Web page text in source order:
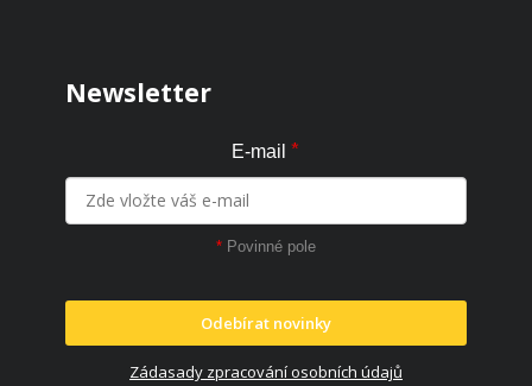
Newsletter
E-mail *
* Povinné pole
Odebírat novinky
Zádasady zpracování osobních údajů